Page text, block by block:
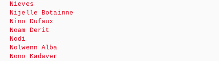
Nieves
Nijelle Botainne
Nino Dufaux
Noam Derit
Nodi
Nolwenn Alba
Nono Kadaver